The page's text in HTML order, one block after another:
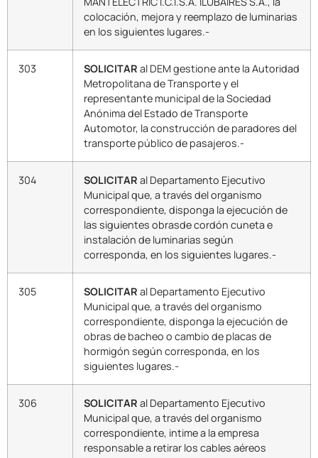
colocación, mejora y reemplazo de luminarias
en los siguientes lugares.-
303 SOLICITAR al DEM gestione ante la Autoridad
Metropolitana de Transporte y el
representante municipal de la Sociedad
Anónima del Estado de Transporte
Automotor, la construcción de paradores del
transporte público de pasajeros.-
304 SOLICITAR al Departamento Ejecutivo
Municipal que, a través del organismo
correspondiente, disponga la ejecución de
las siguientes obrasde cordón cuneta e
instalación de luminarias según
corresponda, en los siguientes lugares.-
305 SOLICITAR al Departamento Ejecutivo
Municipal que, a través del organismo
correspondiente, disponga la ejecución de
obras de bacheo o cambio de placas de
hormigón según corresponda, en los
siguientes lugares.-
306 SOLICITAR al Departamento Ejecutivo
Municipal que, a través del organismo
correspondiente, intime a la empresa
responsable a retirar los cables aéreos